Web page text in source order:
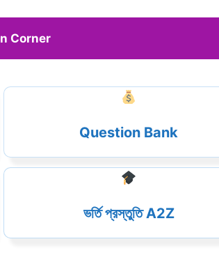
Corner
Question Bank
ভর্তি প্রস্তুতি A2Z